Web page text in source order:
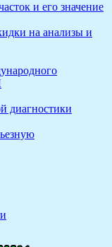
и его значение
на анализы и
диагностики